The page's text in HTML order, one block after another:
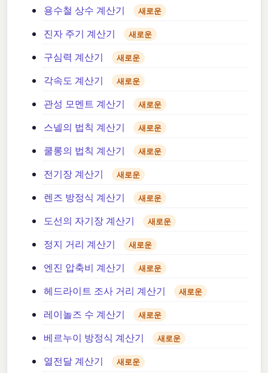
용수철 상수 계산기 새로운
진자 주기 계산기 새로운
구심력 계산기 새로운
각속도 계산기 새로운
관성 모멘트 계산기 새로운
스넬의 법칙 계산기 새로운
쿨롱의 법칙 계산기 새로운
전기장 계산기 새로운
렌즈 방정식 계산기 새로운
도선의 자기장 계산기 새로운
정지 거리 계산기 새로운
엔진 압축비 계산기 새로운
헤드라이트 조사 거리 계산기 새로운
레이놀즈 수 계산기 새로운
베르누이 방정식 계산기 새로운
열전달 계산기 새로운